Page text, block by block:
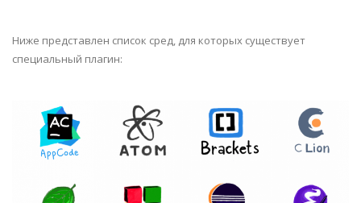
Ниже представлен список сред, для которых существует
специальный плагин: